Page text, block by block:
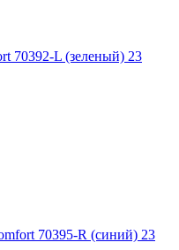
70392-L (зеленый) 23
70395-R (синий) 23